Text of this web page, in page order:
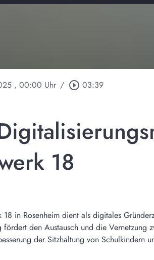
, 00:00 Uhr / play_circle_outline 03:39
18
18 in Rosenheim dient als digitales
fördert den Austausch und die Vernetzung
der Sitzhaltung von Schulkindern